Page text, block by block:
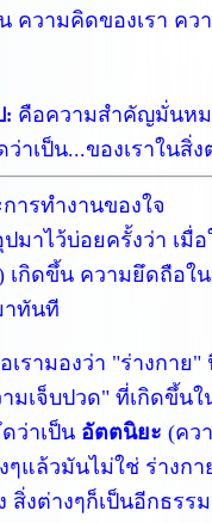
ความคิดของเรา คว
: คือความสำคัญมั่นหม
ว่าเป็น...ของเราในสิ่ง
ารทำงานของใจ
มาไว้บ่อยครั้งว่า เมื่
เกิดขึ้น ความยึดถือใน
าทันที
เรามองว่า "ร่างกาย"
มเจ็บปวด" ที่เกิดขึ้นใ
ว่าเป็น อัตตนิยะ (คว
ๆแล้วมันไม่ใช่ ร่างกา
สิ่งต่างๆก็เป็นอีกธรร